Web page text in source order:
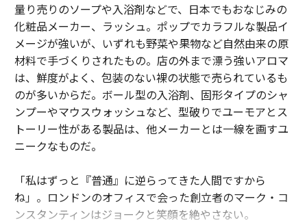
量り売りのソープや入浴剤などで、日本でもおなじみの
化粧品メーカー、ラッシュ。ポップでカラフルな製品イ
メージが強いが、いずれも野菜や果物など自然由来の原
材料で手づくりされたもの。店の外まで漂う強いアロマ
は、鮮度がよく、包装のない裸の状態で売られているも
のが多いからだ。ボール型の入浴剤、固形タイプのシャ
ンプーやマウスウォッシュなど、型破りでユーモアとス
トーリー性がある製品は、他メーカーとは一線を画すユ
ニークなものだ。
「私はずっと『普通』に逆らってきた人間ですから
ね」。ロンドンのオフィスで会った創立者のマーク・コ
ンスタンティンはジョークと笑顔を絶やさない。